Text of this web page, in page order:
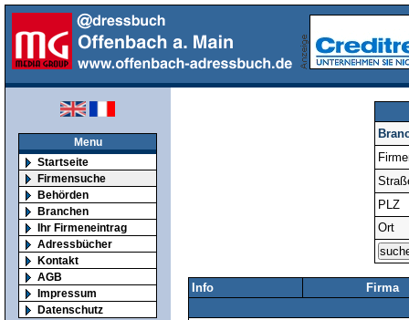
Menu
Startseite
Firmensuche
Behörden
Branchen
Ihr Firmeneintrag
Adressbücher
Kontakt
AGB
Impressum
Datenschutz
PLZ
Ort
Info Firma